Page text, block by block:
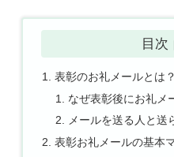
目次
表彰のお礼メールとは
なぜ表彰後にお礼メ
メールを送る人と送
表彰お礼メールの基本